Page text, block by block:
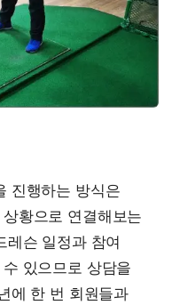
진행하는 방식은
황으로 연결해보는
레슨 일정과 참여
있으므로 상담을
에 한 번 회원들과